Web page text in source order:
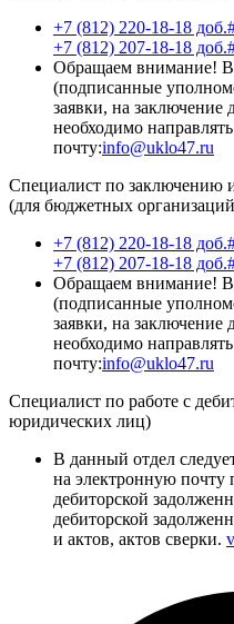
+7 (812) 220-18-18
+7 (812) 207-18-18
Обращаем внимание!
(подписанные
заявки, на
необходимо
почту:info@uklo47.ru
Специалист по заключению
(для бюджетных
+7 (812) 220-18-18
+7 (812) 207-18-18
Обращаем внимание!
(подписанные
заявки, на
необходимо
почту:info@uklo47.ru
Специалист по работе с
юридических лиц)
В данный отдел
на электронную
дебиторской
дебиторской
и актов, актов сверки.